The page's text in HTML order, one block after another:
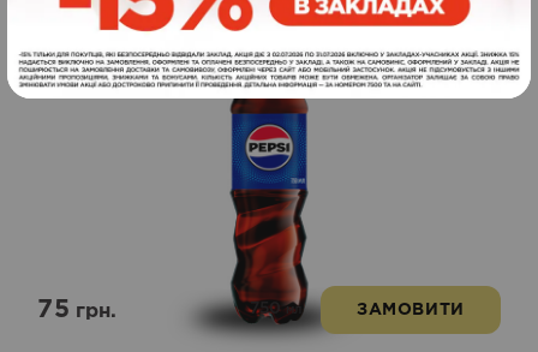
Pepsi (750 мл)
75грн. 750 мл ЗАМОВИТИ